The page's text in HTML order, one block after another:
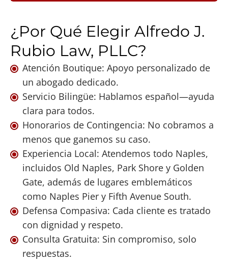
¿Por Qué Elegir Alfredo J.
Rubio Law, PLLC?
Atención Boutique: Apoyo personalizado de
un abogado dedicado.
Servicio Bilingüe: Hablamos español—ayuda
clara para todos.
Honorarios de Contingencia: No cobramos a
menos que ganemos su caso.
Experiencia Local: Atendemos todo Naples,
incluidos Old Naples, Park Shore y Golden
Gate, además de lugares emblemáticos
como Naples Pier y Fifth Avenue South.
Defensa Compasiva: Cada cliente es tratado
con dignidad y respeto.
Consulta Gratuita: Sin compromiso, solo
respuestas.